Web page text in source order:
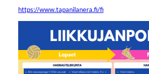
https://www.tapanilanera.fi/fi